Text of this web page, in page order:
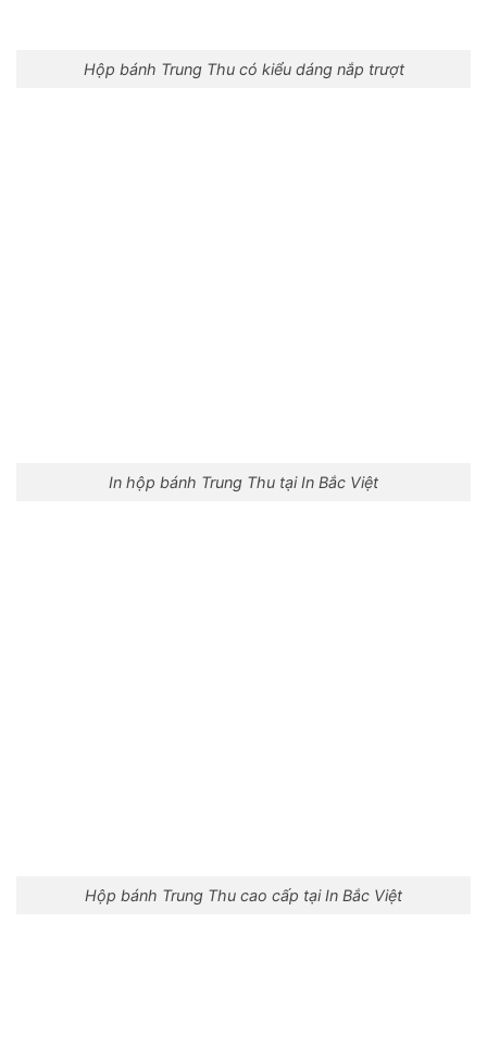
Hộp bánh Trung Thu có kiểu dáng nắp trượt
In hộp bánh Trung Thu tại In Bắc Việt
Hộp bánh Trung Thu cao cấp tại In Bắc Việt